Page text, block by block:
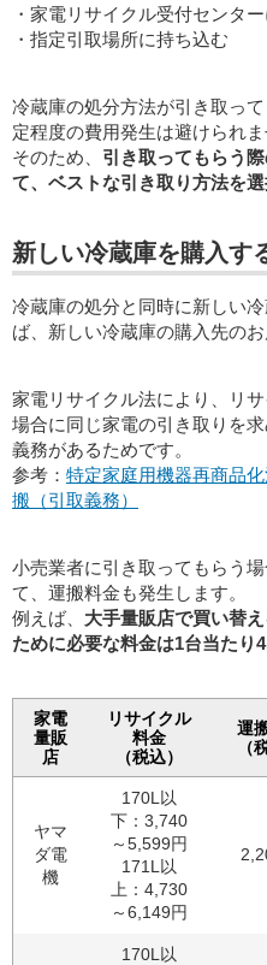
・家電リサイクル受付センタ
・指定引取場所に持ち込む
冷蔵庫の処分方法が引き取っ
定程度の費用発生は避けられま
そのため、 引き取ってもらう
て、ベストな引き取り方法を選
新しい冷蔵庫を購入す
冷蔵庫の処分と同時に新しい
ば、新しい冷蔵庫の購入先の
家電リサイクル法により、リ
場合に同じ家電の引き取りを
義務があるためです。
参考： 特定家庭用機器再商品
搬（引取義務）
小売業者に引き取ってもらう
て、運搬料金も発生します。
例えば、 大手量販店で買い替
ために必要な料金は1台当たり
家電
量販
店
リサイクル
料金
（税込）
運
（
ヤマ
ダ電
機
170L以
下：3,740
～5,599円
171L以
上：4,730
～6,149円
170L以